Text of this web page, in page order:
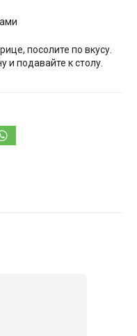
посолите по вкусу.
и подавайте к столу.